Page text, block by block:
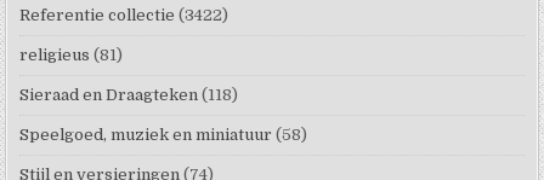
Referentie collectie (3422)
religieus (81)
Sieraad en Draagteken (118)
Speelgoed, muziek en miniatuur (58)
Stijl en versieringen (74)